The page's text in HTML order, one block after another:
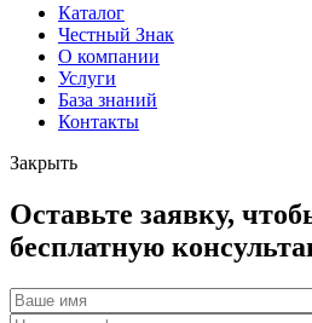
Каталог
Честный Знак
О компании
Услуги
База знаний
Контакты
Закрыть
Оставьте заявку,
бесплатную